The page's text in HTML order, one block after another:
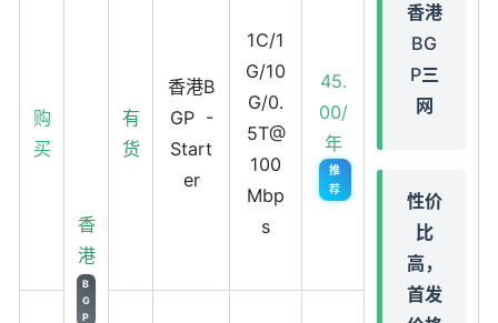
购
买
香
港
B
G
P
有
货
香港B
GP -
Start
er
1C/1
G/10
G/0.
5T@
100
Mbp
s
45.
00/
年
推
荐
香港
BG
P三
网
性价
比
高，
首发